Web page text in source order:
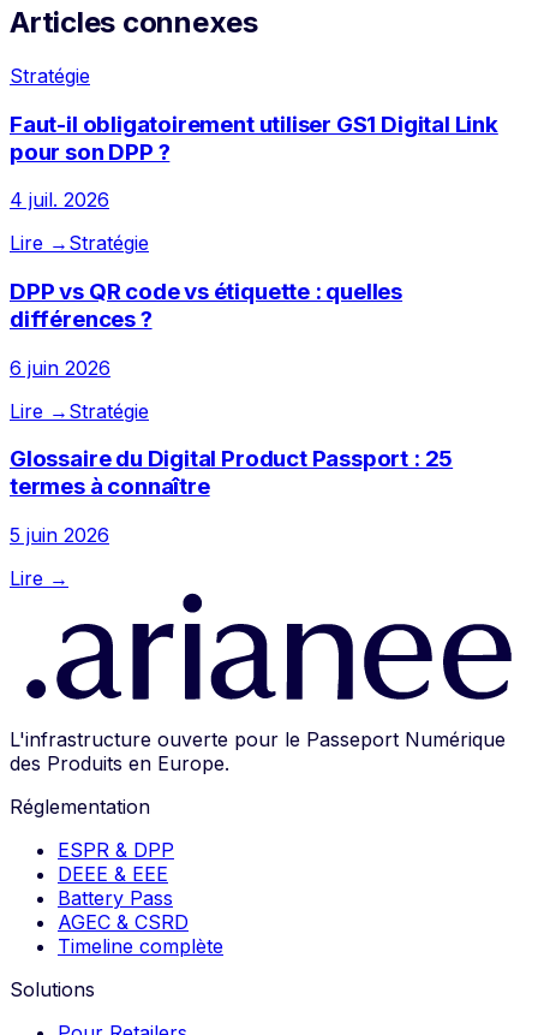
Articles connexes
Stratégie
Faut-il obligatoirement utiliser GS1 Digital Link
pour son DPP ?
4 juil. 2026
Lire → Stratégie
DPP vs QR code vs étiquette : quelles
différences ?
6 juin 2026
Lire → Stratégie
Glossaire du Digital Product Passport : 25
termes à connaître
5 juin 2026
Lire →
L'infrastructure ouverte pour le Passeport Numérique
des Produits en Europe.
Réglementation
ESPR & DPP
DEEE & EEE
Battery Pass
AGEC & CSRD
Timeline complète
Solutions